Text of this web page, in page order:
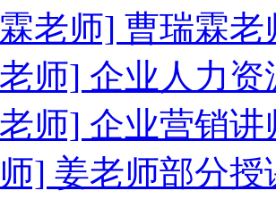
老师] 曹瑞霖老
师] 企业人力
师] 企业营销
] 姜老师部分授